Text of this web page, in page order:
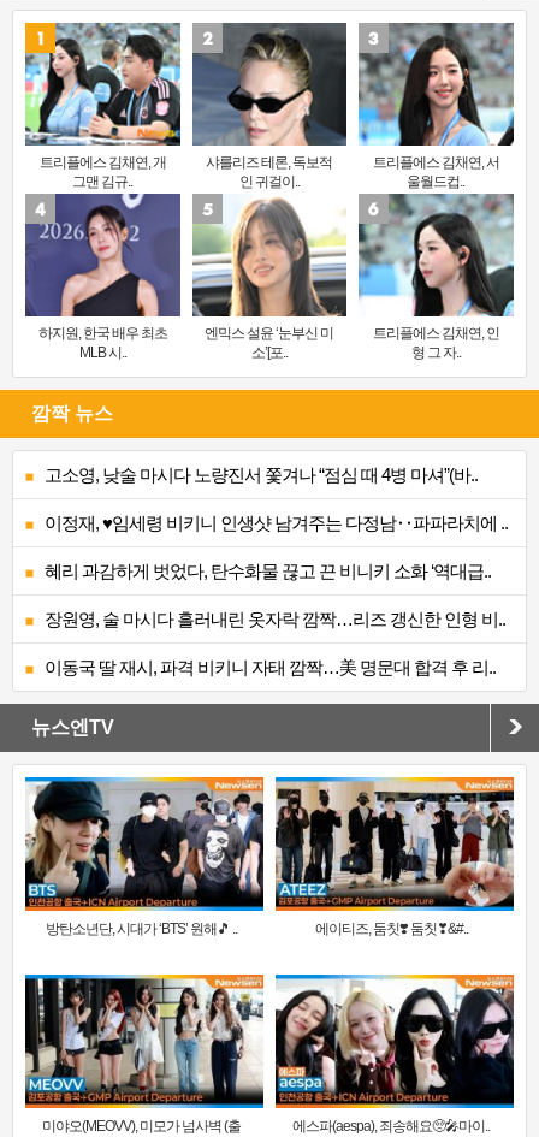
트리플에스 김채연, 개
그맨 김규..
샤를리즈 테론, 독보적
인 귀걸이..
트리플에스 김채연, 서
울월드컵..
하지원, 한국 배우 최초
MLB 시..
엔믹스 설윤 ‘눈부신 미
소’[포..
트리플에스 김채연, 인
형 그 자..
깜짝 뉴스
고소영, 낮술 마시다 노량진서 쫓겨나 “점심 때 4병 마셔”(바..
이정재, ♥임세령 비키니 인생샷 남겨주는 다정남‥파파라치에 ..
혜리 과감하게 벗었다, 탄수화물 끊고 끈 비니키 소화 ‘역대급..
장원영, 술 마시다 흘러내린 옷자락 깜짝…리즈 갱신한 인형 비..
이동국 딸 재시, 파격 비키니 자태 깜짝…美 명문대 합격 후 리..
뉴스엔TV
방탄소년단, 시대가 ‘BTS’ 원해🎵 .. 에이티즈, 둠칫❣️ 둠칫❣&#..
미야오(MEOVV), 미모가 넘사벽 (출
에스파(aespa), 죄송해요🥺🎤마이..